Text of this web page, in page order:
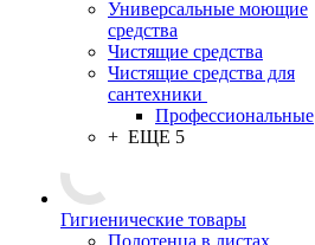
Универсальные моющие
средства
Чистящие средства
Чистящие средства для
сантехники
Профессиональные
+ ЕЩЕ 5
Гигиенические товары
Полотенца в листах